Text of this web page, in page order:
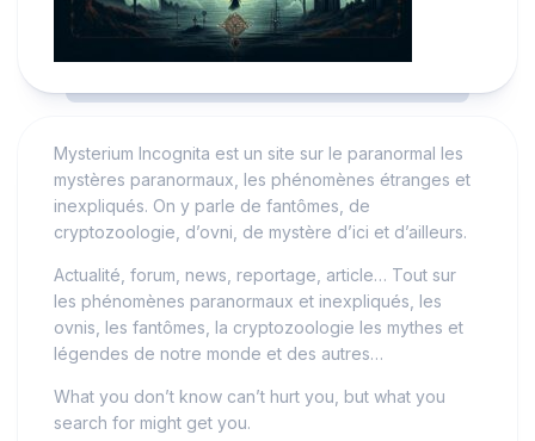
Mysterium Incognita est un site sur le paranormal les
mystères paranormaux, les phénomènes étranges et
inexpliqués. On y parle de fantômes, de
cryptozoologie, d’ovni, de mystère d’ici et d’ailleurs.
Actualité, forum, news, reportage, article… Tout sur
les phénomènes paranormaux et inexpliqués, les
ovnis, les fantômes, la cryptozoologie les mythes et
légendes de notre monde et des autres…
What you don’t know can’t hurt you, but what you
search for might get you.